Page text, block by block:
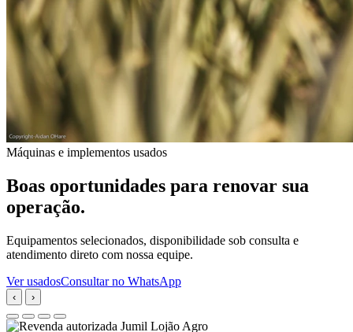
Máquinas e implementos usados
Boas oportunidades para renovar sua
operação.
Equipamentos selecionados, disponibilidade sob consulta e
atendimento direto com nossa equipe.
Ver usadosConsultar no WhatsApp
‹ ›